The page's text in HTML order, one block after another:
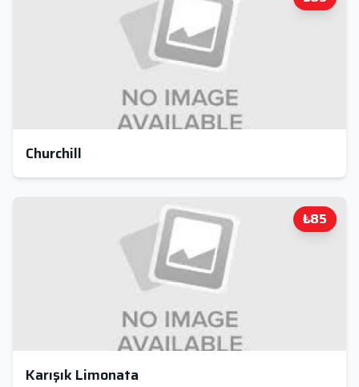
Churchill
₺85
Karışık Limonata